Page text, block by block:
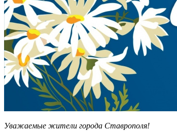
Уважаемые жители города Ставрополя!